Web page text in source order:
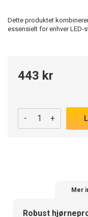
Dette produktet
essensielt for enhver LED-
443 kr
- +
Mer
Robust